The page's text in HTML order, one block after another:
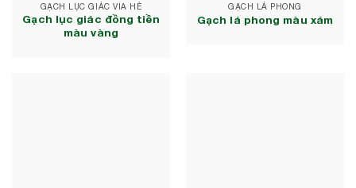
GẠCH LỤC GIÁC VỈA HÈ
Gạch lục giác đồng tiền
màu vàng
GẠCH LÁ PHONG
Gạch lá phong màu xám